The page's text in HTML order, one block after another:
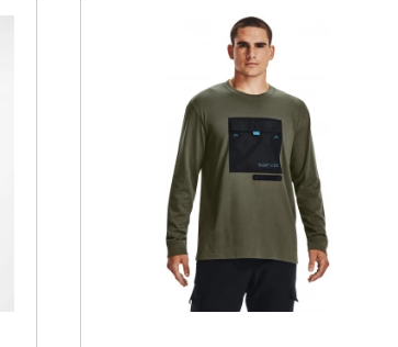
с Почтой Росии и СДЭК.
ознакомиться здесь